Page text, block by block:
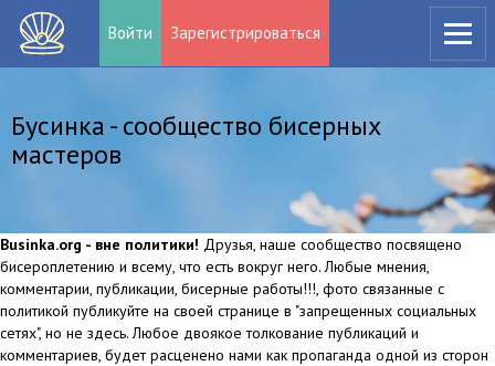
Войти Зарегистрироваться
Бусинка - сообщество бисерных
мастеров
Businka.org - вне политики! Друзья, наше сообщество посвящено
бисероплетению и всему, что есть вокруг него. Любые мнения,
комментарии, публикации, бисерные работы!!!, фото связанные с
политикой публикуйте на своей странице в "запрещенных социальных
сетях", но не здесь. Любое двоякое толкование публикаций и
комментариев, будет расценено нами как пропаганда одной из сторон